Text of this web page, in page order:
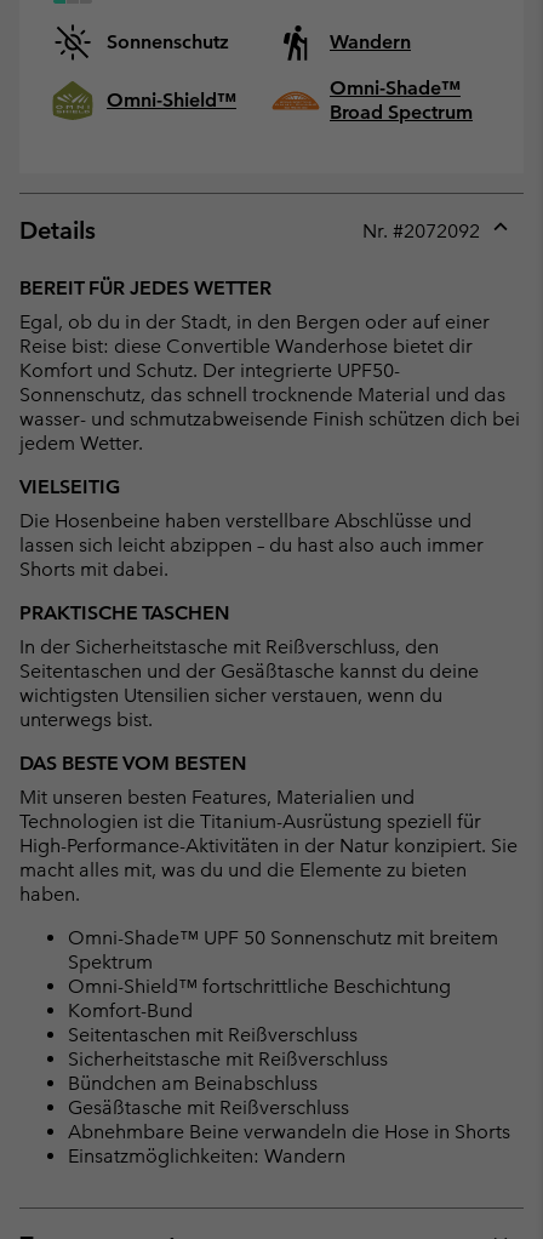
Sonnenschutz Wandern
Omni-Shield™
Omni-Shade™
Broad Spectrum
Details Nr. #2072092
BEREIT FÜR JEDES WETTER
Egal, ob du in der Stadt, in den Bergen oder auf einer
Reise bist: diese Convertible Wanderhose bietet dir
Komfort und Schutz. Der integrierte UPF50-
Sonnenschutz, das schnell trocknende Material und das
wasser- und schmutzabweisende Finish schützen dich bei
jedem Wetter.
VIELSEITIG
Die Hosenbeine haben verstellbare Abschlüsse und
lassen sich leicht abzippen – du hast also auch immer
Shorts mit dabei.
PRAKTISCHE TASCHEN
In der Sicherheitstasche mit Reißverschluss, den
Seitentaschen und der Gesäßtasche kannst du deine
wichtigsten Utensilien sicher verstauen, wenn du
unterwegs bist.
DAS BESTE VOM BESTEN
Mit unseren besten Features, Materialien und
Technologien ist die Titanium-Ausrüstung speziell für
High-Performance-Aktivitäten in der Natur konzipiert. Sie
macht alles mit, was du und die Elemente zu bieten
haben.
Omni-Shade™ UPF 50 Sonnenschutz mit breitem
Spektrum
Omni-Shield™ fortschrittliche Beschichtung
Komfort-Bund
Seitentaschen mit Reißverschluss
Sicherheitstasche mit Reißverschluss
Bündchen am Beinabschluss
Gesäßtasche mit Reißverschluss
Abnehmbare Beine verwandeln die Hose in Shorts
Einsatzmöglichkeiten: Wandern